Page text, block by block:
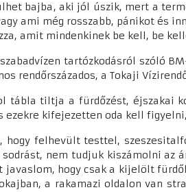
bajba, aki jól úszik, mert a
ami még rosszabb, pánikot és
amit mindenkinek be kell, be
tartózkodásról szóló
rendőrszázados, a Tokaji
tábla tiltja a fürdőzést, éjszakai
ezekre kifejezetten oda kell
felhevült testtel,
nem tudjuk kiszámolni az
javaslom, hogy csak a kijelölt
a rakamazi oldalon van